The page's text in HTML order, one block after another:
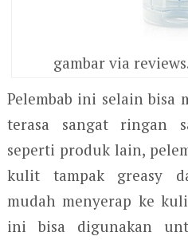
gambar via
Pelembab ini selain bisa
terasa sangat ringan
seperti produk lain,
kulit tampak greasy
mudah menyerap ke
ini bisa digunakan